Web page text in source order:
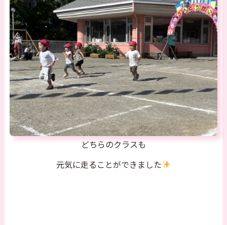
どちらのクラスも
元気に走ることができました